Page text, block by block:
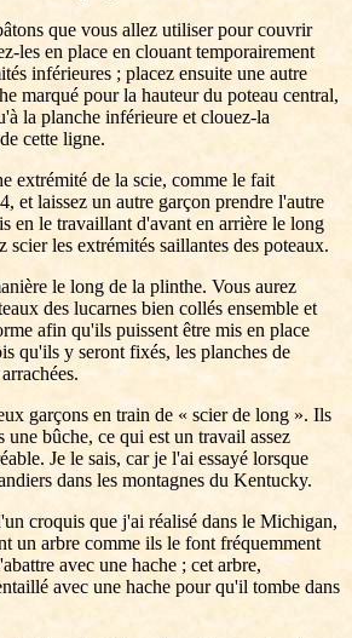
que vous allez utiliser pour couvrir
les en place en clouant temporairement
inférieures ; placez ensuite une autre
marqué pour la hauteur du poteau central,
la planche inférieure et clouez-la
cette ligne.
extrémité de la scie, comme le fait
et laissez un autre garçon prendre l'autre
en le travaillant d'avant en arrière le long
scier les extrémités saillantes des poteaux.
le long de la plinthe. Vous aurez
des lucarnes bien collés ensemble et
afin qu'ils puissent être mis en place
qu'ils y seront fixés, les planches de
garçons en train de « scier de long ». Ils
une bûche, ce qui est un travail assez
Je le sais, car je l'ai essayé lorsque
dans les montagnes du Kentucky.
croquis que j'ai réalisé dans le Michigan,
un arbre comme ils le font fréquemment
avec une hache ; cet arbre,
avec une hache pour qu'il tombe dans